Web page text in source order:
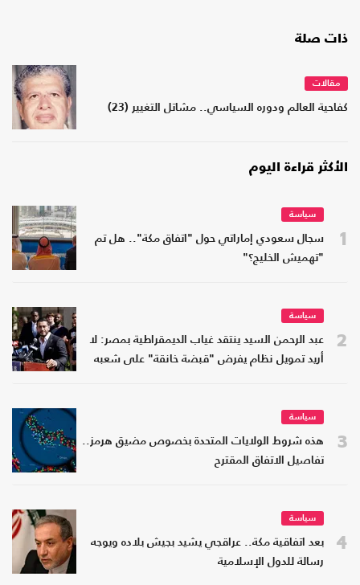
ذات صلة
مقالات
كفاحية العالم ودوره السياسي.. مشاتل التغيير (23)
الأكثر قراءة اليوم
1
سياسة
سجال سعودي إماراتي حول "اتفاق مكة".. هل تم
"تهميش الخليج؟"
2
سياسة
عبد الرحمن السيد ينتقد غياب الديمقراطية بمصر: لا
أريد تمويل نظام يفرض "قبضة خانقة" على شعبه
3
سياسة
هذه شروط الولايات المتحدة بخصوص مضيق هرمز..
تفاصيل الاتفاق المقترح
4
سياسة
بعد اتفاقية مكة.. عراقجي يشيد بجيش بلاده ويوجه
رسالة للدول الإسلامية